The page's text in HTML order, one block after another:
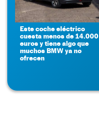
Este coche eléctrico
cuesta menos de 14.000
euros y tiene algo que
muchos BMW ya no
ofrecen